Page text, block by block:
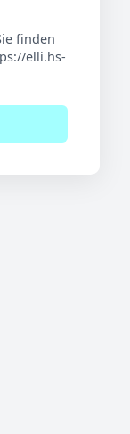
finden
elli.hs-